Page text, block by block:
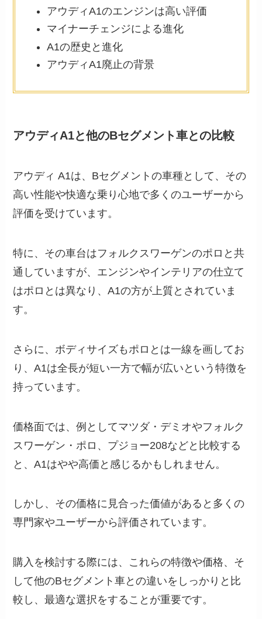
アウディA1のエンジンは高い評価
マイナーチェンジによる進化
A1の歴史と進化
アウディA1廃止の背景
アウディA1と他のBセグメント車との比較
アウディ A1は、Bセグメントの車種として、その
高い性能や快適な乗り心地で多くのユーザーから
評価を受けています。
特に、その車台はフォルクスワーゲンのポロと共
通していますが、エンジンやインテリアの仕立て
はポロとは異なり、A1の方が上質とされていま
す。
さらに、ボディサイズもポロとは一線を画してお
り、A1は全長が短い一方で幅が広いという特徴を
持っています。
価格面では、例としてマツダ・デミオやフォルク
スワーゲン・ポロ、プジョー208などと比較する
と、A1はやや高価と感じるかもしれません。
しかし、その価格に見合った価値があると多くの
専門家やユーザーから評価されています。
購入を検討する際には、これらの特徴や価格、そ
して他のBセグメント車との違いをしっかりと比
較し、最適な選択をすることが重要です。